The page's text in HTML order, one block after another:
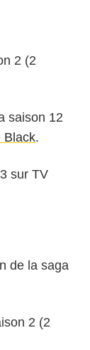
2 (2
saison 12
Black.
sur TV
de la saga
2 (2